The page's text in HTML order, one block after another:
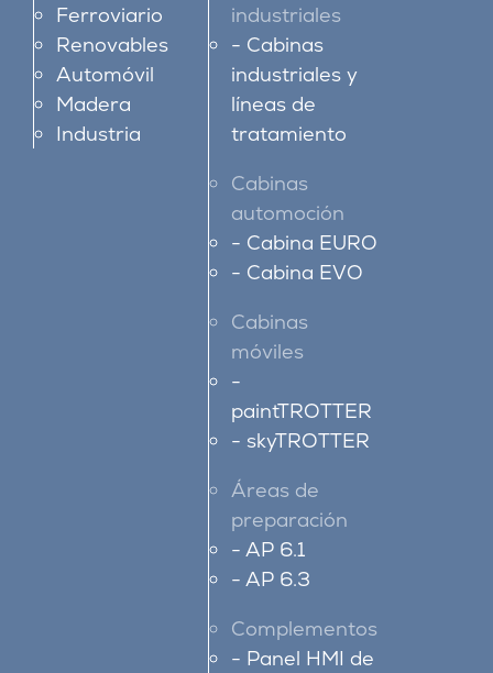
Ferroviario
Renovables
Automóvil
Madera
Industria
industriales
Cabinas
industriales y
líneas de
tratamiento
Cabinas
automoción
Cabina EURO
Cabina EVO
Cabinas
móviles
paintTROTTER
skyTROTTER
Áreas de
preparación
AP 6.1
AP 6.3
Complementos
Panel HMI de